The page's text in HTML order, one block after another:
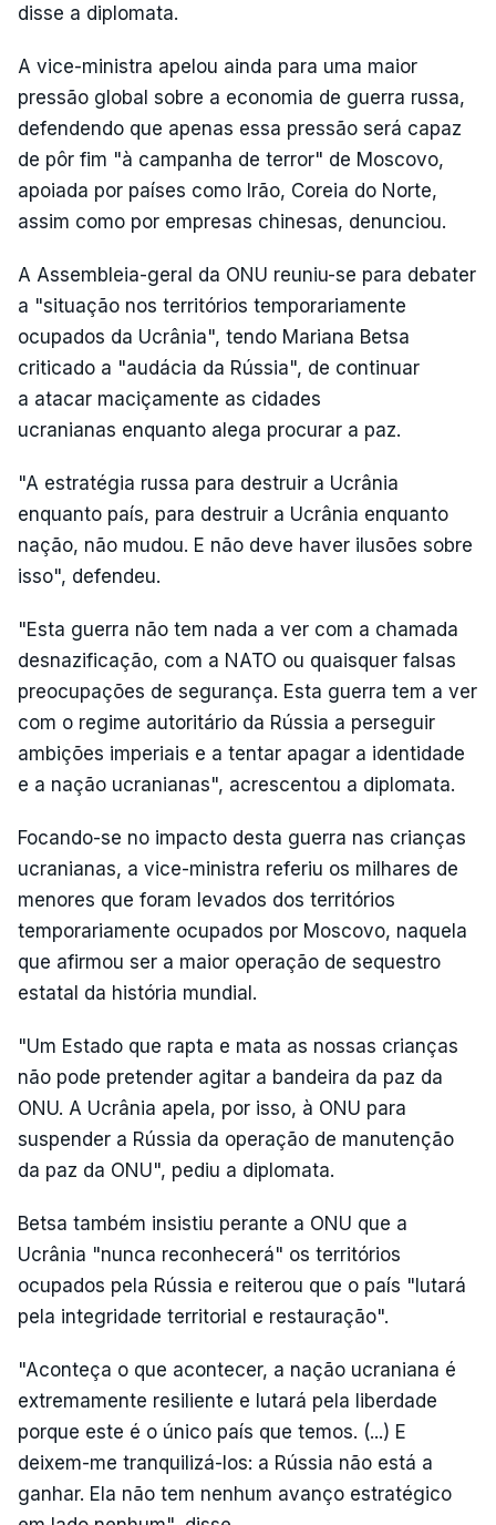
disse a diplomata.
A vice-ministra apelou ainda para uma maior
pressão global sobre a economia de guerra russa,
defendendo que apenas essa pressão será capaz
de pôr fim "à campanha de terror" de Moscovo,
apoiada por países como Irão, Coreia do Norte,
assim como por empresas chinesas, denunciou.
A Assembleia-geral da ONU reuniu-se para debater
a "situação nos territórios temporariamente
ocupados da Ucrânia", tendo Mariana Betsa
criticado a "audácia da Rússia", de continuar
a atacar maciçamente as cidades
ucranianas enquanto alega procurar a paz.
"A estratégia russa para destruir a Ucrânia
enquanto país, para destruir a Ucrânia enquanto
nação, não mudou. E não deve haver ilusões sobre
isso", defendeu.
"Esta guerra não tem nada a ver com a chamada
desnazificação, com a NATO ou quaisquer falsas
preocupações de segurança. Esta guerra tem a ver
com o regime autoritário da Rússia a perseguir
ambições imperiais e a tentar apagar a identidade
e a nação ucranianas", acrescentou a diplomata.
Focando-se no impacto desta guerra nas crianças
ucranianas, a vice-ministra referiu os milhares de
menores que foram levados dos territórios
temporariamente ocupados por Moscovo, naquela
que afirmou ser a maior operação de sequestro
estatal da história mundial.
"Um Estado que rapta e mata as nossas crianças
não pode pretender agitar a bandeira da paz da
ONU. A Ucrânia apela, por isso, à ONU para
suspender a Rússia da operação de manutenção
da paz da ONU", pediu a diplomata.
Betsa também insistiu perante a ONU que a
Ucrânia "nunca reconhecerá" os territórios
ocupados pela Rússia e reiterou que o país "lutará
pela integridade territorial e restauração".
"Aconteça o que acontecer, a nação ucraniana é
extremamente resiliente e lutará pela liberdade
porque este é o único país que temos. (...) E
deixem-me tranquilizá-los: a Rússia não está a
ganhar. Ela não tem nenhum avanço estratégico